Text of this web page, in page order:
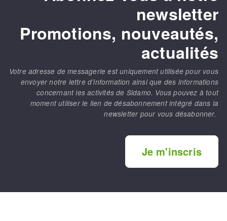
newsletter
Promotions, nouveautés,
actualités
Votre adresse de messagerie est uniquement utilisée pour vous
envoyer notre lettre d’information ainsi que des informations
concernant les activités de Sidamo. Vous pouvez à tout
moment utiliser le lien de désabonnement intégré dans la
newsletter pour vous désabonner.
Je m'inscris